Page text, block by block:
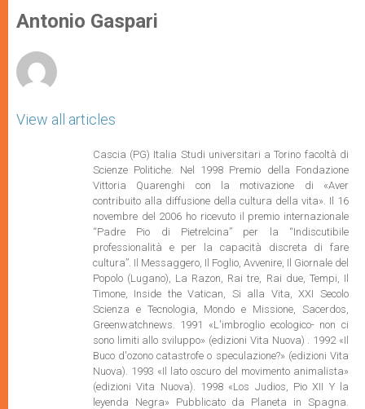
p
p
g
e
o
k
r
Antonio Gaspari
View all articles
Cascia (PG) Italia Studi universitari a Torino facoltà di
Scienze Politiche. Nel 1998 Premio della Fondazione
Vittoria Quarenghi con la motivazione di «Aver
contribuito alla diffusione della cultura della vita». Il 16
novembre del 2006 ho ricevuto il premio internazionale
“Padre Pio di Pietrelcina” per la “Indiscutibile
professionalità e per la capacità discreta di fare
cultura”. Il Messaggero, Il Foglio, Avvenire, Il Giornale del
Popolo (Lugano), La Razon, Rai tre, Rai due, Tempi, Il
Timone, Inside the Vatican, Si alla Vita, XXI Secolo
Scienza e Tecnologia, Mondo e Missione, Sacerdos,
Greenwatchnews. 1991 «L'imbroglio ecologico- non ci
sono limiti allo sviluppo» (edizioni Vita Nuova) . 1992 «Il
Buco d'ozono catastrofe o speculazione?» (edizioni Vita
Nuova). 1993 «Il lato oscuro del movimento animalista»
(edizioni Vita Nuova). 1998 «Los Judios, Pio XII Y la
leyenda Negra» Pubblicato da Planeta in Spagna.